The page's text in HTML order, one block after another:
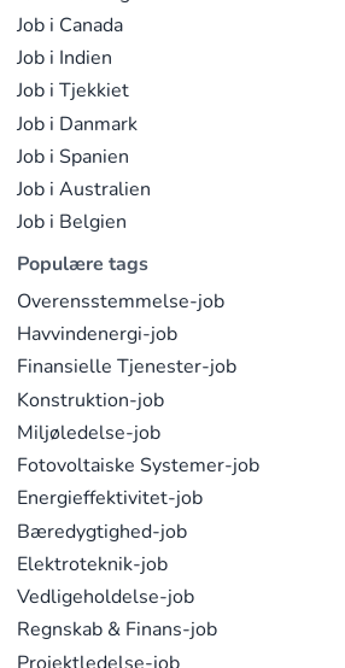
Job i Canada
Job i Indien
Job i Tjekkiet
Job i Danmark
Job i Spanien
Job i Australien
Job i Belgien
Populære tags
Overensstemmelse-job
Havvindenergi-job
Finansielle Tjenester-job
Konstruktion-job
Miljøledelse-job
Fotovoltaiske Systemer-job
Energieffektivitet-job
Bæredygtighed-job
Elektroteknik-job
Vedligeholdelse-job
Regnskab & Finans-job
Projektledelse-job